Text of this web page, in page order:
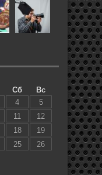
Сб
Вс
4
5
11
12
18
19
25
26